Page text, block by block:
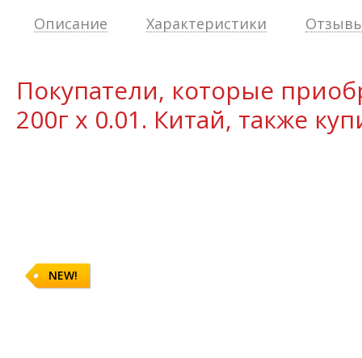
Описание Характеристики
Покупатели, которые
200г х 0.01. Китай, также
NEW!